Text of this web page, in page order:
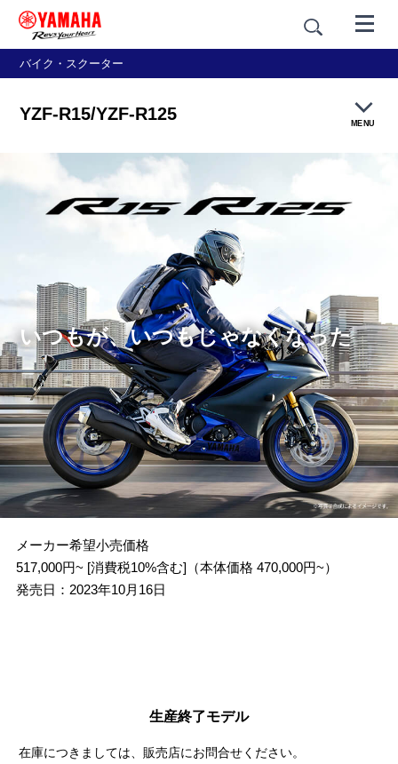
バイク・スクーター
YZF-R15/YZF-R125 MENU
製品概要
カラー＆スタイリング
価格・仕様
アクセサリー
Webカタログ
いつもが、いつもじゃなくなった
メーカー希望小売価格
517,000円~ [消費税10%含む]（本体価格 470,000円~）
発売日：2023年10月16日
生産終了モデル
在庫につきましては、販売店にお問合せください。